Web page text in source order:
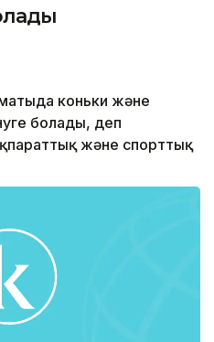
коньки және
болады, деп
және спорттық